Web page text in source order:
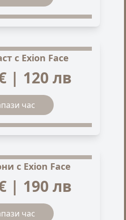
с Exion Face
| 120 лв
час
с Exion Face
| 190 лв
час